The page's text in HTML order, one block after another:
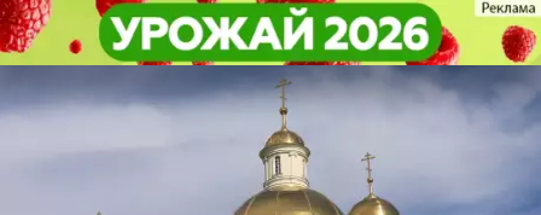
Стало известно время освящения
пасхальных куличей и яиц
Общество Стало известно время освящения
пасхальных куличей и яиц
Общество
Другие новости по
теме
Погода и курсы
валют в Пензе